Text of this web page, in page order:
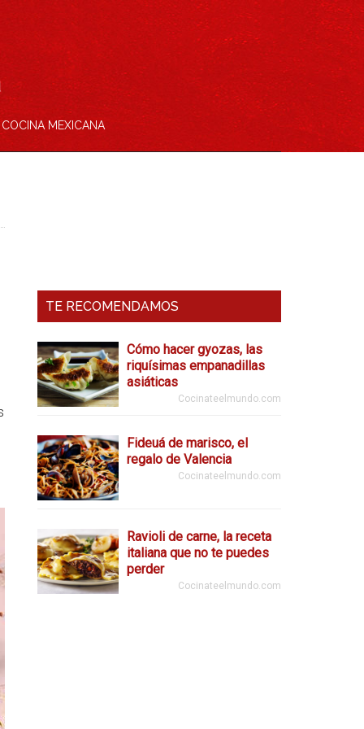
COCINA MEXICANA
TE RECOMENDAMOS
Cómo hacer gyozas, las
riquísimas empanadillas
asiáticas
Cocinateelmundo.com
Fideuá de marisco, el
regalo de Valencia
Cocinateelmundo.com
Ravioli de carne, la receta
italiana que no te puedes
perder
Cocinateelmundo.com